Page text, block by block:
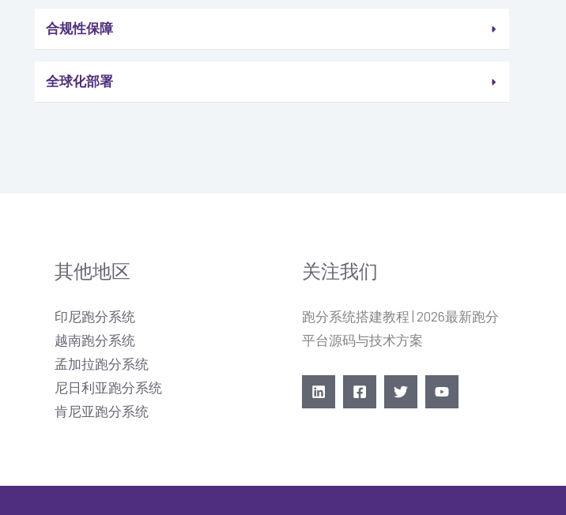
合规性保障
全球化部署
其他地区
印尼跑分系统
越南跑分系统
孟加拉跑分系统
尼日利亚跑分系统
肯尼亚跑分系统
关注我们
跑分系统搭建教程 | 2026最新跑分
平台源码与技术方案